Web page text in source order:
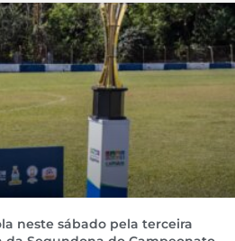
neste sábado pela terceira